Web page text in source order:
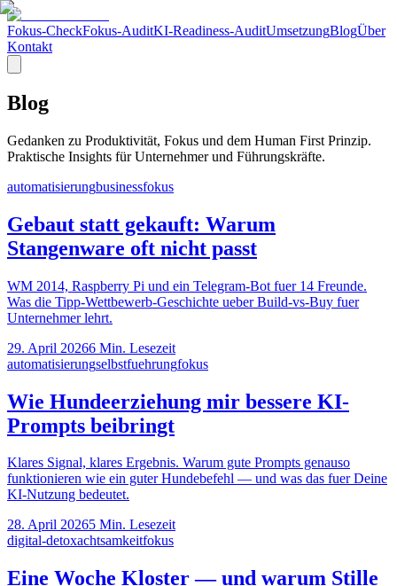
Fokus-CheckFokus-AuditKI-Readiness-AuditUmsetzungBlogÜber
Kontakt
Blog
Gedanken zu Produktivität, Fokus und dem Human First Prinzip.
Praktische Insights für Unternehmer und Führungskräfte.
automatisierungbusinessfokus
Gebaut statt gekauft: Warum
Stangenware oft nicht passt
WM 2014, Raspberry Pi und ein Telegram-Bot fuer 14 Freunde.
Was die Tipp-Wettbewerb-Geschichte ueber Build-vs-Buy fuer
Unternehmer lehrt.
29. April 20266 Min. Lesezeit
automatisierungselbstfuehrungfokus
Wie Hundeerziehung mir bessere KI-
Prompts beibringt
Klares Signal, klares Ergebnis. Warum gute Prompts genauso
funktionieren wie ein guter Hundebefehl — und was das fuer Deine
KI-Nutzung bedeutet.
28. April 20265 Min. Lesezeit
digital-detoxachtsamkeitfokus
Eine Woche Kloster — und warum Stille